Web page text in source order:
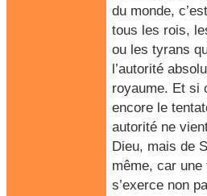
du monde,
tous les rois,
ou les tyrans
l’autorité
royaume. Et si
encore le
autorité ne
Dieu, mais de
même, car
s’exerce non